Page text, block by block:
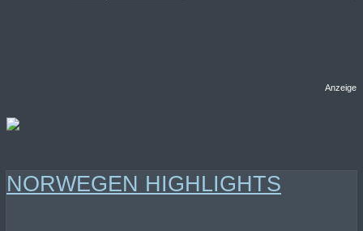
Anzeige
NORWEGEN HIGHLIGHTS